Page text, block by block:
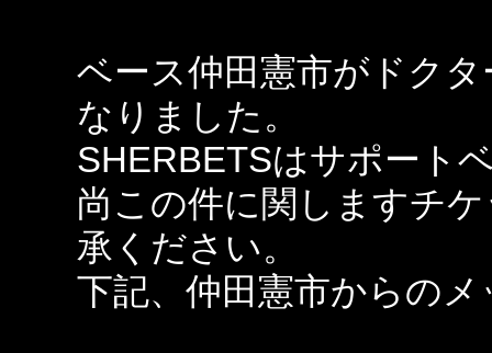
ベース仲田憲市がドク
なりました。
SHERBETSはサポート
尚この件に関しますチ
承ください。
下記、仲田憲市からの